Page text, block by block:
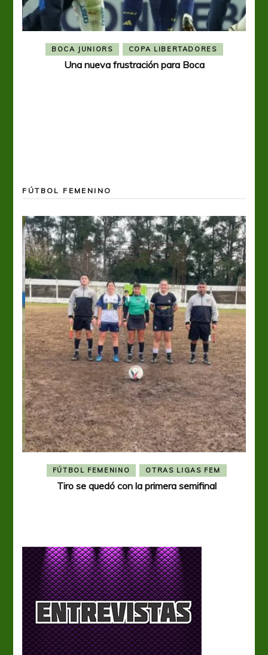
BOCA JUNIORS COPA LIBERTADORES
Una nueva frustración para Boca
FÚTBOL FEMENINO
FÚTBOL FEMENINO OTRAS LIGAS FEM
Tiro se quedó con la primera semifinal